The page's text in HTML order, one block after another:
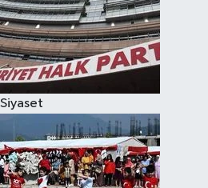
Siyaset